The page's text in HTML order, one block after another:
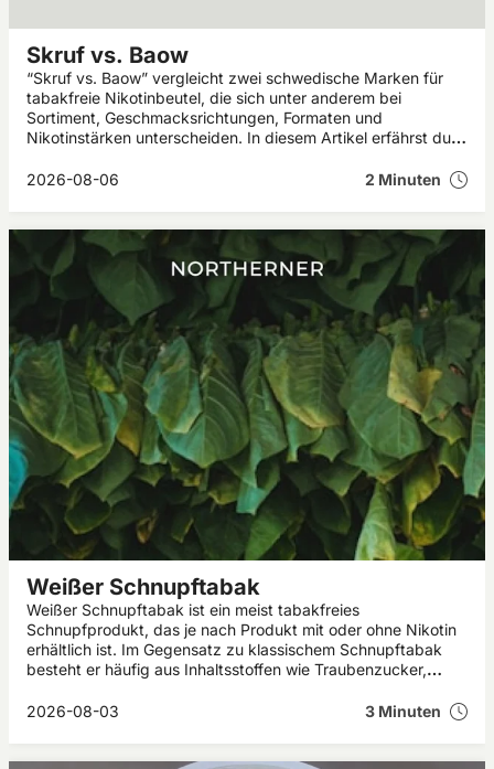
Skruf vs. Baow
“Skruf vs. Baow” vergleicht zwei schwedische Marken für
tabakfreie Nikotinbeutel, die sich unter anderem bei
Sortiment, Geschmacksrichtungen, Formaten und
Nikotinstärken unterscheiden. In diesem Artikel erfährst du,
aufweisen.
2026-08-06 2 Minuten
Weißer Schnupftabak
Weißer Schnupftabak ist ein meist tabakfreies
Schnupfprodukt, das je nach Produkt mit oder ohne Nikotin
erhältlich ist. Im Gegensatz zu klassischem Schnupftabak
besteht er häufig aus Inhaltsstoffen wie Traubenzucker,
weißer Schnupftabak ist, welche Wirkung er haben kann und
2026-08-03 3 Minuten